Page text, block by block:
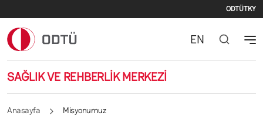
ODTÜTKY
SAĞLIK VE REHBERLİK MERKEZİ
EN
Anasayfa Misyonumuz